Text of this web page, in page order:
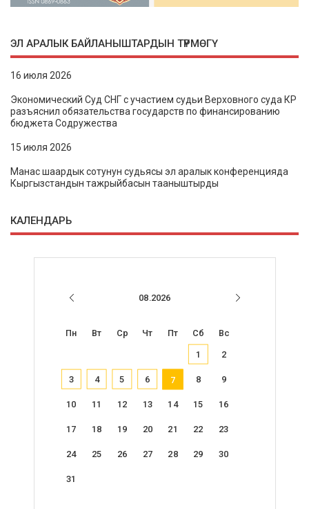
ЭЛ АРАЛЫК БАЙЛАНЫШТАРДЫН ТҮРМӨГҮ
16 июля 2026
Экономический Суд СНГ с участием судьи Верховного суда КР
разъяснил обязательства государств по финансированию
бюджета Содружества
15 июля 2026
Манас шаардык сотунун судьясы эл аралык конференцияда
Кыргызстандын тажрыйбасын тааныштырды
КАЛЕНДАРЬ
08.2026
Пн Вт Ср Чт Пт Сб Вс
1 2
3 4 5 6 7 8 9
10 11 12 13 14 15 16
17 18 19 20 21 22 23
24 25 26 27 28 29 30
31